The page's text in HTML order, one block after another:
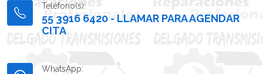
Teléfono(s):
55 3916 6420 - LLAMAR PARA AGENDAR
CITA
WhatsApp: